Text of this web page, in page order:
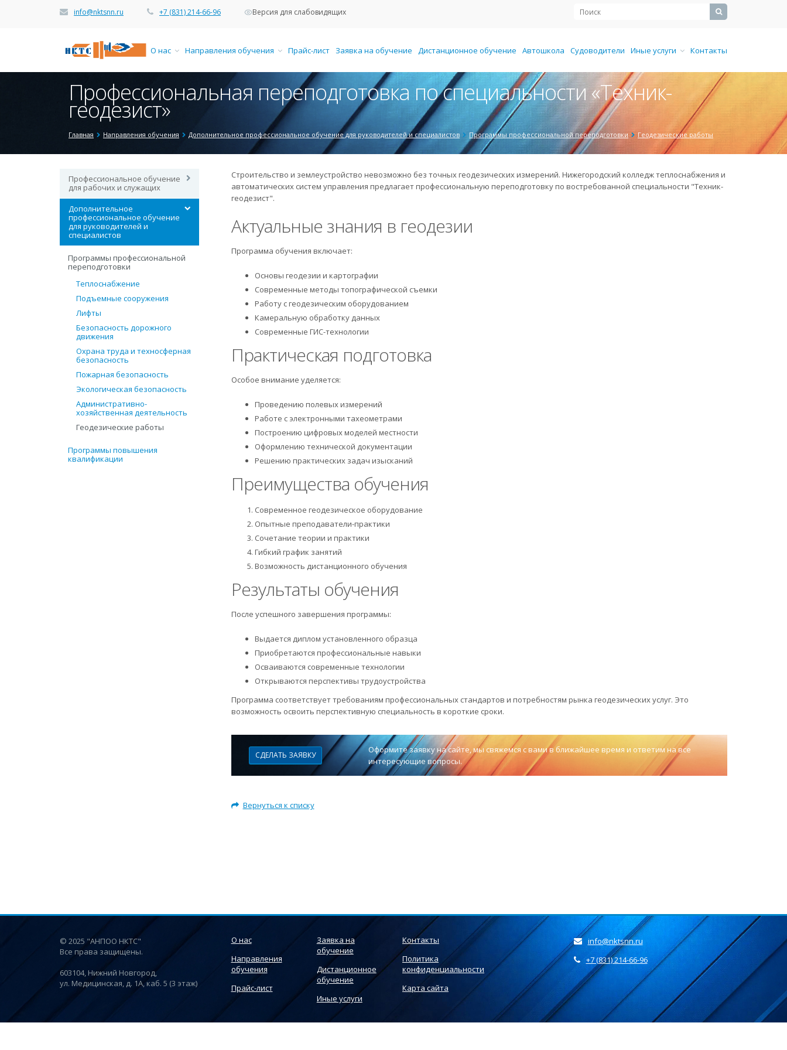
info@nktsnn.ru +7 (831) 214-66-96 Версия для слабовидящих
О нас Направления обучения Прайс-лист Заявка на обучение Дистанционное обучение Автошкола Судоводители Иные услуги Контакты
Профессиональная переподготовка по специальности «Техник-
геодезист»
Главная Направления обучения Дополнительное профессиональное обучение для руководителей и специалистов Программы профессиональной переподготовки Геодезические работы
Профессиональное обучение
для рабочих и служащих
Дополнительное
профессиональное обучение
для руководителей и
специалистов
Программы профессиональной
переподготовки
Теплоснабжение
Подъемные сооружения
Лифты
Безопасность дорожного
движения
Охрана труда и техносферная
безопасность
Пожарная безопасность
Экологическая безопасность
Административно-
хозяйственная деятельность
Геодезические работы
Программы повышения
квалификации
Строительство и землеустройство невозможно без точных геодезических измерений. Нижегородский колледж теплоснабжения и
автоматических систем управления предлагает профессиональную переподготовку по востребованной специальности "Техник-
геодезист".
Актуальные знания в геодезии
Программа обучения включает:
Основы геодезии и картографии
Современные методы топографической съемки
Работу с геодезическим оборудованием
Камеральную обработку данных
Современные ГИС-технологии
Практическая подготовка
Особое внимание уделяется:
Проведению полевых измерений
Работе с электронными тахеометрами
Построению цифровых моделей местности
Оформлению технической документации
Решению практических задач изысканий
Преимущества обучения
Современное геодезическое оборудование
Опытные преподаватели-практики
Сочетание теории и практики
Гибкий график занятий
Возможность дистанционного обучения
Результаты обучения
После успешного завершения программы:
Выдается диплом установленного образца
Приобретаются профессиональные навыки
Осваиваются современные технологии
Открываются перспективы трудоустройства
Программа соответствует требованиям профессиональных стандартов и потребностям рынка геодезических услуг. Это
возможность освоить перспективную специальность в короткие сроки.
СДЕЛАТЬ ЗАЯВКУ
Оформите заявку на сайте, мы свяжемся с вами в ближайшее время и ответим на все
интересующие вопросы.
Вернуться к списку
© 2025 "АНПОО НКТС"
Все права защищены.
603104, Нижний Новгород,
ул. Медицинская, д. 1А, каб. 5 (3 этаж)
О нас
Направления
обучения
Прайс-лист
Заявка на
обучение
Дистанционное
обучение
Иные услуги
Контакты
Политика
конфиденциальности
Карта сайта
info@nktsnn.ru
+7 (831) 214-66-96